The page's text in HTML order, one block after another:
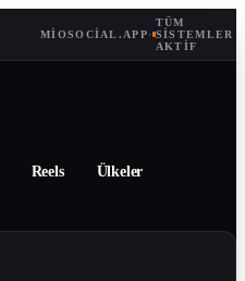
MIOSOCIAL.APP·
TÜM
SISTEMLER
AKTIF
Reels Ülkeler